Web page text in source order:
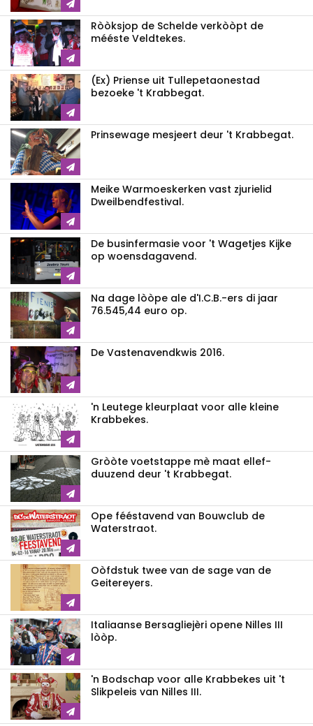
Ròòksjop de Schelde verkòòpt de
mééste Veldtekes.
(Ex) Priense uit Tullepetaonestad
bezoeke 't Krabbegat.
Prinsewage mesjeert deur 't Krabbegat.
Meike Warmoeskerken vast zjurielid
Dweilbendfestival.
De businfermasie voor 't Wagetjes Kijke
op woensdagavend.
Na dage lòòpe ale d'I.C.B.-ers di jaar
76.545,44 euro op.
De Vastenavendkwis 2016.
'n Leutege kleurplaat voor alle kleine
Krabbekes.
Gròòte voetstappe mè maat ellef-
duuzend deur 't Krabbegat.
Ope fééstavend van Bouwclub de
Waterstraot.
Oòfdstuk twee van de sage van de
Geitereyers.
Italiaanse Bersagliejèri opene Nilles III
lòòp.
'n Bodschap voor alle Krabbekes uit 't
Slikpeleis van Nilles III.